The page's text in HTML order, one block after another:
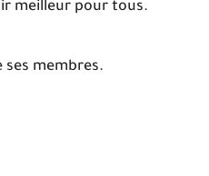
meilleur pour tous.
membres.